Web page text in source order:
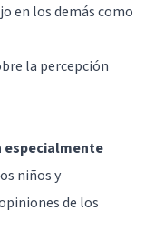
en los demás como
la percepción
especialmente
niños y
de los